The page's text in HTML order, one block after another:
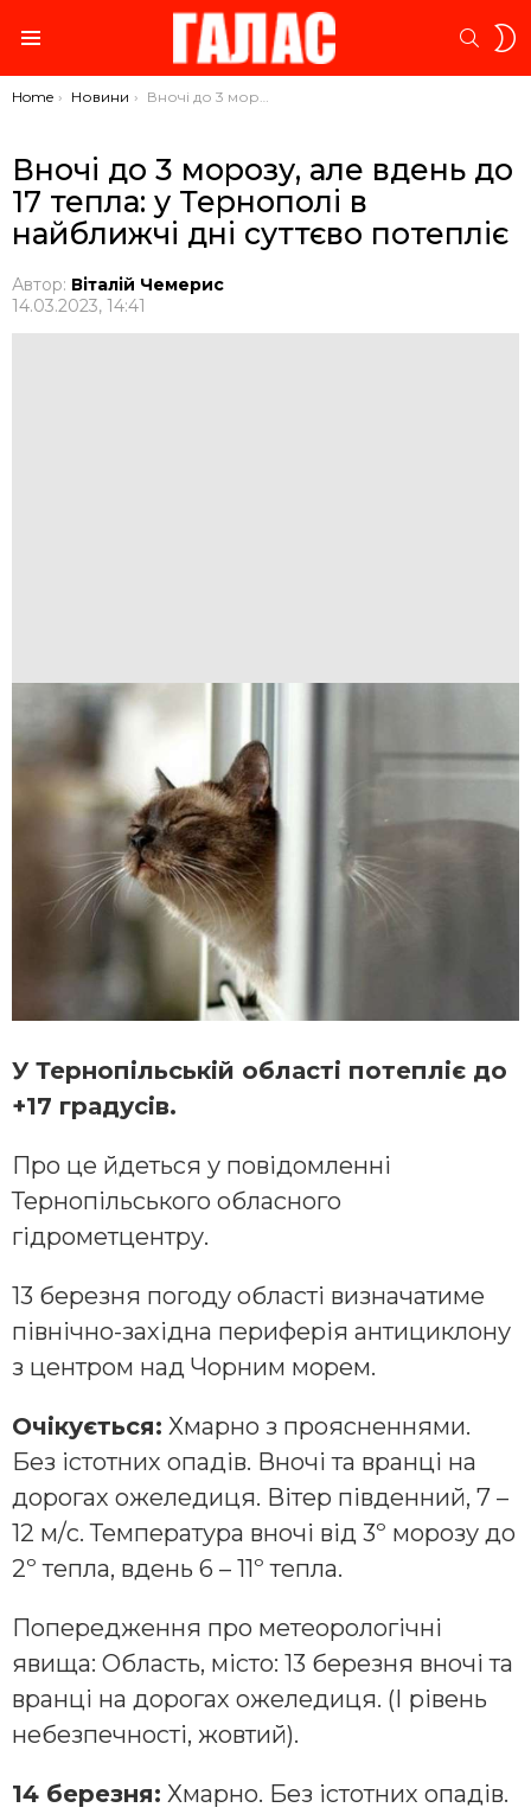
You are here:
Home Новини Вночі до 3 морозу, але вдень до 17 тепла: у Тернополі в найближчі дні суттєво потепліє
Вночі до 3 морозу, але вдень до
17 тепла: у Тернополі в
найближчі дні суттєво потепліє
Автор: Віталій Чемерис
14.03.2023, 14:41
У Тернопільській області потепліє до
+17 градусів.
Про це йдеться у повідомленні
Тернопільського обласного
гідрометцентру.
13 березня погоду області визначатиме
північно-західна периферія антициклону
з центром над Чорним морем.
Очікується: Хмарно з проясненнями.
Без істотних опадів. Вночі та вранці на
дорогах ожеледиця. Вітер південний, 7 –
12 м/с. Температура вночі від 3º морозу до
2º тепла, вдень 6 – 11º тепла.
Попередження про метеорологічні
явища: Область, місто: 13 березня вночі та
вранці на дорогах ожеледиця. (І рівень
небезпечності, жовтий).
14 березня: Хмарно. Без істотних опадів.